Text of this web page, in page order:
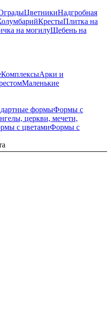
ЦветникиНадгробная
КрестыПлитка на
на могилуЩебень на
КомплексыАрки и
Маленькие
формыФормы с
церкви, мечети,
с цветамиФормы с